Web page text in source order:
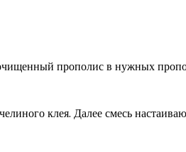
прополис в нужных
клея. Далее смесь